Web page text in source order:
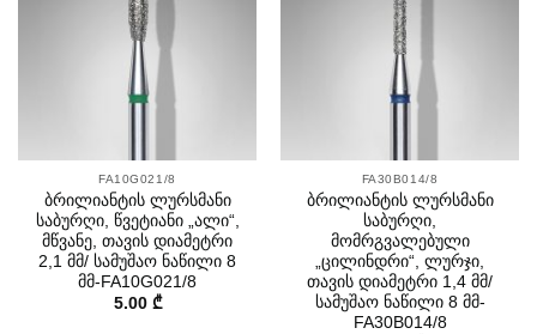
FA10G021/8
ბრილიანტის ლურსმანი
საბურღი, წვეტიანი „ალი“,
მწვანე, თავის დიამეტრი
2,1 მმ/ სამუშაო ნაწილი 8
მმ-FA10G021/8
5.00 ₾
FA30B014/8
ბრილიანტის ლურსმანი
საბურღი,
მომრგვალებული
„ცილინდრი“, ლურჯი,
თავის დიამეტრი 1,4 მმ/
სამუშაო ნაწილი 8 მმ-
FA30B014/8